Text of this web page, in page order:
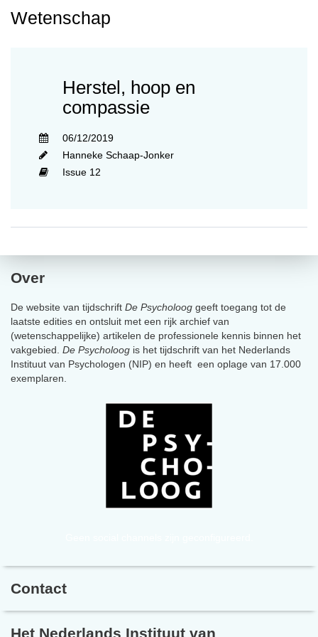
Wetenschap
Herstel, hoop en
compassie
06/12/2019
Hanneke Schaap-Jonker
Issue 12
Over
De website van tijdschrift De Psycholoog geeft toegang tot de
laatste edities en ontsluit met een rijk archief van
(wetenschappelijke) artikelen de professionele kennis binnen het
vakgebied. De Psycholoog is het tijdschrift van het Nederlands
Instituut van Psychologen (NIP) en heeft een oplage van 17.000
exemplaren.
Contact
Het Nederlands Instituut van